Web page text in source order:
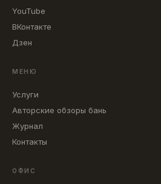
YouTube
ВКонтакте
Дзен
МЕНЮ
Услуги
Авторские обзоры бань
Журнал
Контакты
ОФИС